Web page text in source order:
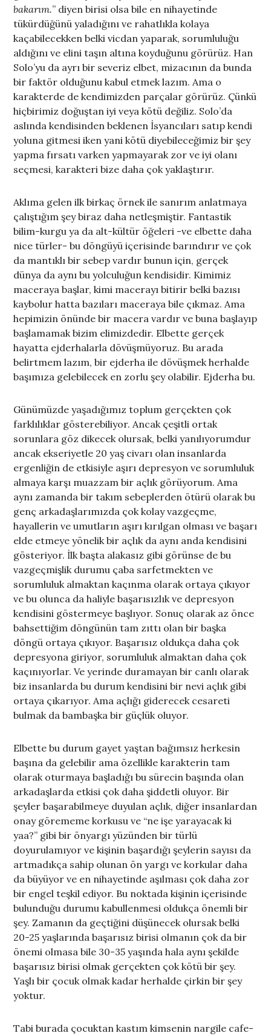
bakarım.” diyen birisi olsa bile en nihayetinde
tükürdüğünü yaladığını ve rahatlıkla kolaya
kaçabilecekken belki vicdan yaparak, sorumluluğu
aldığını ve elini taşın altına koyduğunu görürüz. Han
Solo’yu da ayrı bir severiz elbet, mizacının da bunda
bir faktör olduğunu kabul etmek lazım. Ama o
karakterde de kendimizden parçalar görürüz. Çünkü
hiçbirimiz doğuştan iyi veya kötü değiliz. Solo’da
aslında kendisinden beklenen İsyancıları satıp kendi
yoluna gitmesi iken yani kötü diyebileceğimiz bir şey
yapma fırsatı varken yapmayarak zor ve iyi olanı
seçmesi, karakteri bize daha çok yaklaştırır.
Aklıma gelen ilk birkaç örnek ile sanırım anlatmaya
çalıştığım şey biraz daha netleşmiştir. Fantastik
bilim-kurgu ya da alt-kültür öğeleri -ve elbette daha
nice türler- bu döngüyü içerisinde barındırır ve çok
da mantıklı bir sebep vardır bunun için, gerçek
dünya da aynı bu yolculuğun kendisidir. Kimimiz
maceraya başlar, kimi macerayı bitirir belki bazısı
kaybolur hatta bazıları maceraya bile çıkmaz. Ama
hepimizin önünde bir macera vardır ve buna başlayıp
başlamamak bizim elimizdedir. Elbette gerçek
hayatta ejderhalarla dövüşmüyoruz. Bu arada
belirtmem lazım, bir ejderha ile dövüşmek herhalde
başımıza gelebilecek en zorlu şey olabilir. Ejderha bu.
Günümüzde yaşadığımız toplum gerçekten çok
farklılıklar gösterebiliyor. Ancak çeşitli ortak
sorunlara göz dikecek olursak, belki yanılıyorumdur
ancak ekseriyetle 20 yaş civarı olan insanlarda
ergenliğin de etkisiyle aşırı depresyon ve sorumluluk
almaya karşı muazzam bir açlık görüyorum. Ama
aynı zamanda bir takım sebeplerden ötürü olarak bu
genç arkadaşlarımızda çok kolay vazgeçme,
hayallerin ve umutların aşırı kırılgan olması ve başarı
elde etmeye yönelik bir açlık da aynı anda kendisini
gösteriyor. İlk başta alakasız gibi görünse de bu
vazgeçmişlik durumu çaba sarfetmekten ve
sorumluluk almaktan kaçınma olarak ortaya çıkıyor
ve bu olunca da haliyle başarısızlık ve depresyon
kendisini göstermeye başlıyor. Sonuç olarak az önce
bahsettiğim döngünün tam zıttı olan bir başka
döngü ortaya çıkıyor. Başarısız oldukça daha çok
depresyona giriyor, sorumluluk almaktan daha çok
kaçınıyorlar. Ve yerinde duramayan bir canlı olarak
biz insanlarda bu durum kendisini bir nevi açlık gibi
ortaya çıkarıyor. Ama açlığı giderecek cesareti
bulmak da bambaşka bir güçlük oluyor.
Elbette bu durum gayet yaştan bağımsız herkesin
başına da gelebilir ama özellikle karakterin tam
olarak oturmaya başladığı bu sürecin başında olan
arkadaşlarda etkisi çok daha şiddetli oluyor. Bir
şeyler başarabilmeye duyulan açlık, diğer insanlardan
onay görememe korkusu ve “ne işe yarayacak ki
yaa?” gibi bir önyargı yüzünden bir türlü
doyurulamıyor ve kişinin başardığı şeylerin sayısı da
artmadıkça sahip olunan ön yargı ve korkular daha
da büyüyor ve en nihayetinde aşılması çok daha zor
bir engel teşkil ediyor. Bu noktada kişinin içerisinde
bulunduğu durumu kabullenmesi oldukça önemli bir
şey. Zamanın da geçtiğini düşünecek olursak belki
20-25 yaşlarında başarısız birisi olmanın çok da bir
önemi olmasa bile 30-35 yaşında hala aynı şekilde
başarısız birisi olmak gerçekten çok kötü bir şey.
Yaşlı bir çocuk olmak kadar herhalde çirkin bir şey
yoktur.
Tabi burada çocuktan kastım kimsenin nargile cafe-